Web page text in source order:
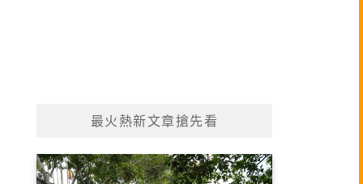
最火熱新文章搶先看